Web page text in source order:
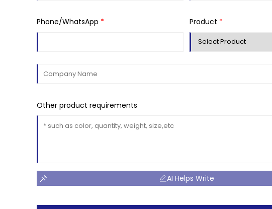
Phone/WhatsApp * Product *
Other product requirements
AI Helps Write